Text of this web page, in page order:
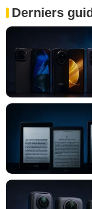
Derniers